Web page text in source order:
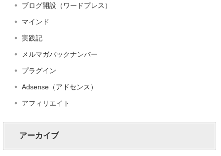
ブログ開設（ワードプレス）
マインド
実践記
メルマガバックナンバー
プラグイン
Adsense（アドセンス）
アフィリエイト
アーカイブ